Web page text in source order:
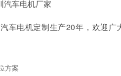
机定制生产20年，欢迎广大
方案